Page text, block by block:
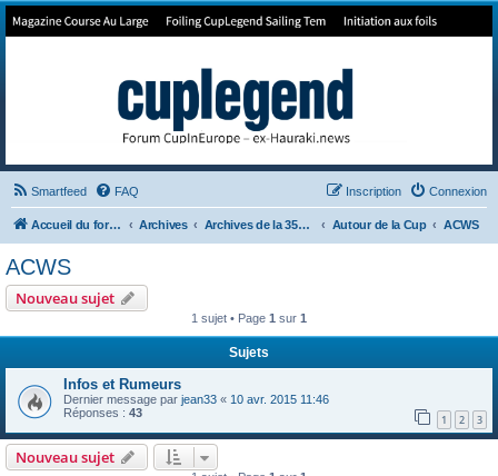
Forum de Cup In Europe
Smartfeed FAQ Connexion
Inscription
Accueil du forum Archives Archives de la 35ème Autour de la Cup ACWS
ACWS
Nouveau sujet
1 sujet • Page 1 sur 1
Sujets
Infos et Rumeurs
Dernier message par jean33 « 10 avr. 2015 11:46
Réponses : 43 1 2 3
Nouveau sujet